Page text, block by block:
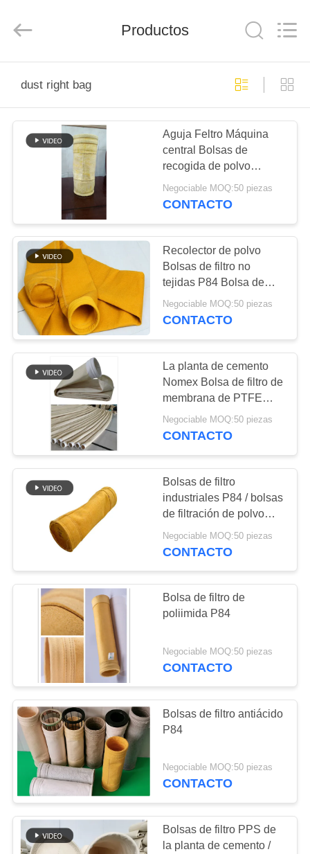
PRODUCTOS
SOBRE
NOSOTROS
VIAJE
DE
LA
FÁBRICA
CONTROL
DE
CALIDAD
ÉNTRENOS
EN
CONTACTO
CON
NOTICIAS
PIDA
UNA
CITA
MAPA
DEL
SITIO
POLÍTICA
PRIVACIDAD
Filter
Environmental
Productos
dust right bag
Aguja Feltro Máquina
central Bolsas de
recogida de polvo
Resistencia química
Negociable MOQ:50 piezas
CONTACTO
Recolector de polvo
Bolsas de filtro no
tejidas P84 Bolsa de
filtro de polvo de alta
temperatura
Negociable MOQ:50 piezas
CONTACTO
La planta de cemento
Nomex Bolsa de filtro de
membrana de PTFE
Bolsa de polvo recta de
2,2 mm de espesor
Negociable MOQ:50 piezas
CONTACTO
Bolsas de filtro
industriales P84 / bolsas
de filtración de polvo
para plantas de asfalto
Negociable MOQ:50 piezas
CONTACTO
Bolsa de filtro de
poliimida P84
Negociable MOQ:50 piezas
CONTACTO
Bolsas de filtro antiácido
P84
Negociable MOQ:50 piezas
CONTACTO
Bolsas de filtro PPS de
la planta de cemento /